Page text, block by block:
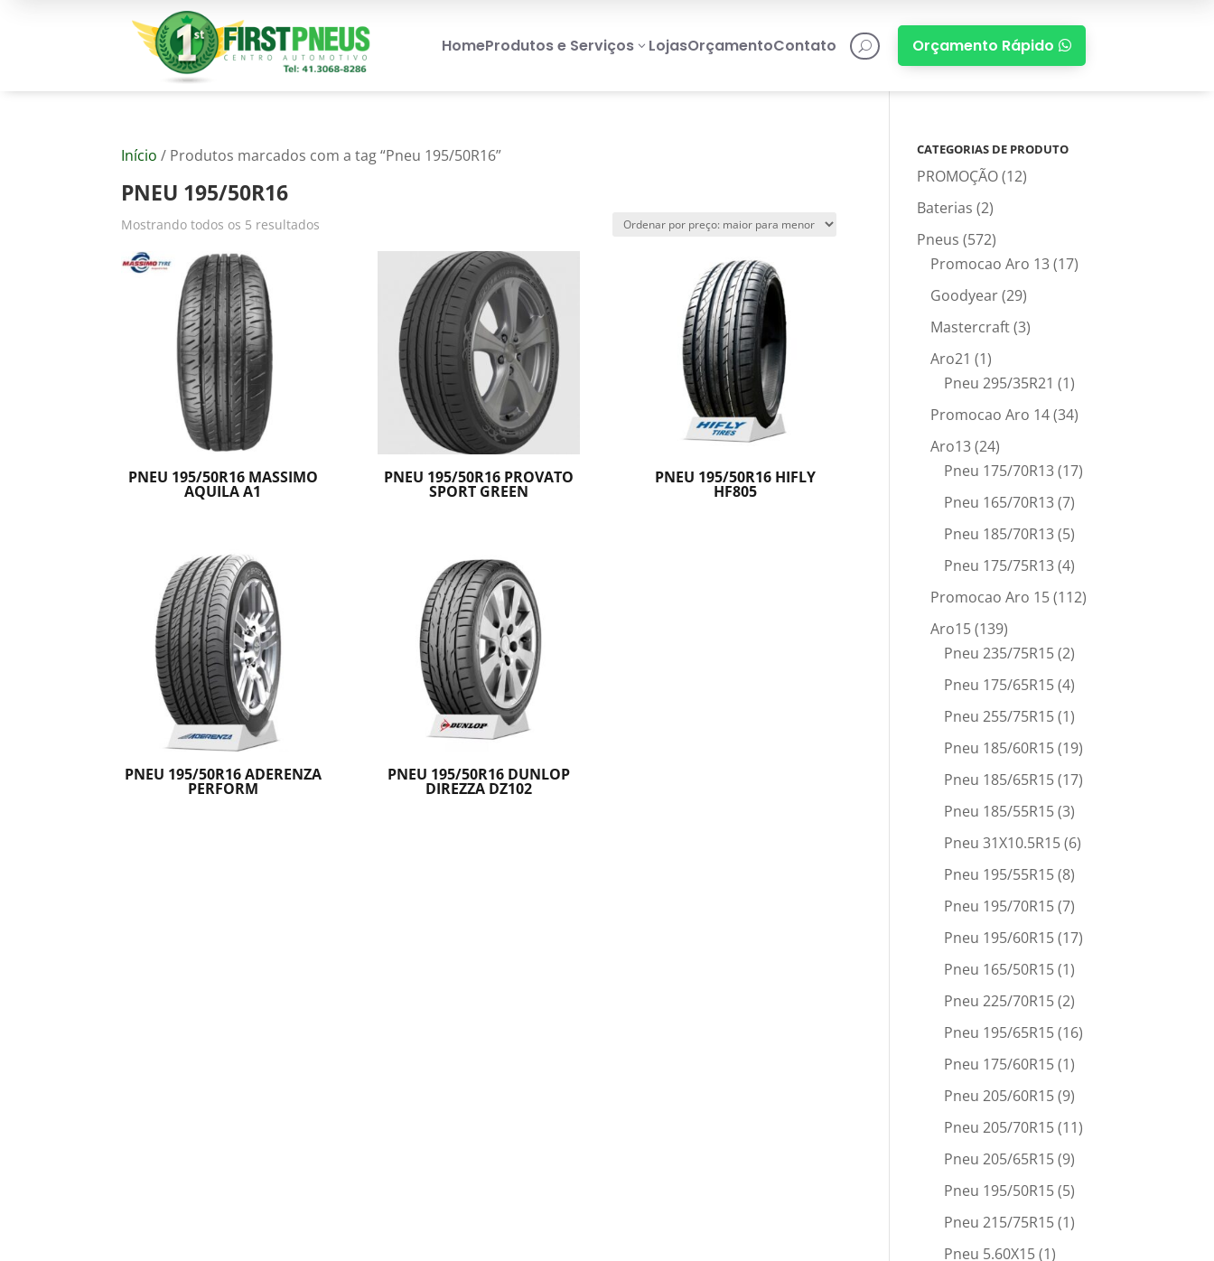
HomeProdutos e Serviços3 LojasOrçamentoContato U Orçamento Rápido 
Início / Produtos marcados com a tag “Pneu 195/50R16”
PNEU 195/50R16
Mostrando todos os 5 resultados
PNEU 195/50R16 MASSIMO
AQUILA A1
PNEU 195/50R16 PROVATO
SPORT GREEN
PNEU 195/50R16 HIFLY
HF805
PNEU 195/50R16 ADERENZA
PERFORM
PNEU 195/50R16 DUNLOP
DIREZZA DZ102
CATEGORIAS DE PRODUTO
PROMOÇÃO(12)
Baterias (2)
Pneus (572)
Promocao Aro 13(17)
Goodyear(29)
Mastercraft(3)
Aro21 (1)
Pneu 295/35R21 (1)
Promocao Aro 14(34)
Aro13(24)
Pneu 175/70R13(17)
Pneu 165/70R13(7)
Pneu 185/70R13(5)
Pneu 175/75R13(4)
Promocao Aro 15(112)
Aro15(139)
Pneu 235/75R15(2)
Pneu 175/65R15(4)
Pneu 255/75R15(1)
Pneu 185/60R15(19)
Pneu 185/65R15(17)
Pneu 185/55R15(3)
Pneu 31X10.5R15(6)
Pneu 195/55R15(8)
Pneu 195/70R15(7)
Pneu 195/60R15(17)
Pneu 165/50R15(1)
Pneu 225/70R15(2)
Pneu 195/65R15(16)
Pneu 175/60R15(1)
Pneu 205/60R15(9)
Pneu 205/70R15(11)
Pneu 205/65R15(9)
Pneu 195/50R15(5)
Pneu 215/75R15(1)
Pneu 5.60X15(1)